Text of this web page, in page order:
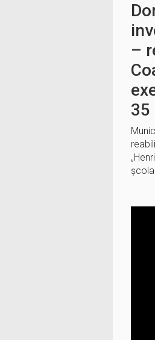
–
35